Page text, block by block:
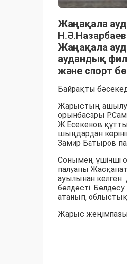
Жаңақала
Жаңақала
аудандық
және спорт
Байрақты
Жарыстың ашылу
орынбасары
Ж.Есекенов
шыңдардан
Замир Батыров
Сонымен, үшінші
палуаны
ауылынан келген
белдесті.
атанып,
Жарыс жеңімпазы